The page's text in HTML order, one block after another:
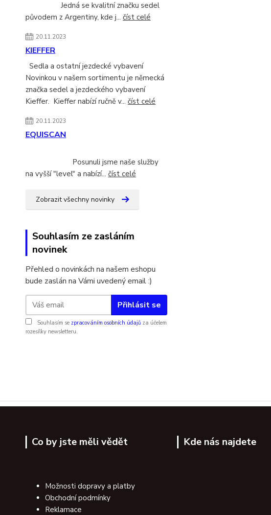
Jedná se kvalitní značku sedel
původem z Argentiny, kde j... číst celé
20.11.2023
KIEFFER
Sedla a ostatní jezdecké vybavení
Novinkou v našem sortimentu je německá
značka sedel a jezdeckého vybavení
Kieffer. Kieffer nabízí ručně v... číst celé
20.11.2023
EQUISCAN
Posunuli jsme naše služby
na vyšší "level" a nabízí... číst celé
Zobrazit všechny novinky
Souhlasím ze zasláním
novinek
Přehled o novinkách na našem eshopu
bude zaslán na Vámi uvedený email :)
Přihlásit se
Souhlasím se zpracováním osobních údajů za účelem
rozesílky newsletteru.
Co by jste měli vědět
Možnosti dopravy a platby
Obchodní podmínky
Reklamace
Kde nás najdete